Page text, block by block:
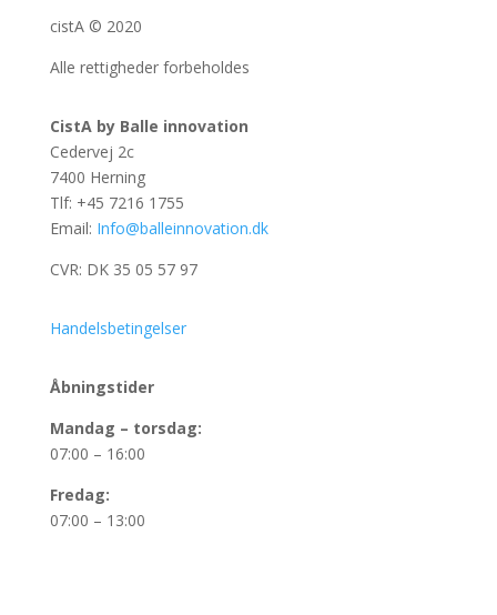
cistA © 2020
Alle rettigheder forbeholdes
CistA by Balle innovation
Cedervej 2c
7400 Herning
Tlf: +45 7216 1755
Email: Info@balleinnovation.dk
CVR: DK 35 05 57 97
Handelsbetingelser
Åbningstider
Mandag – torsdag:
07:00 – 16:00
Fredag:
07:00 – 13:00